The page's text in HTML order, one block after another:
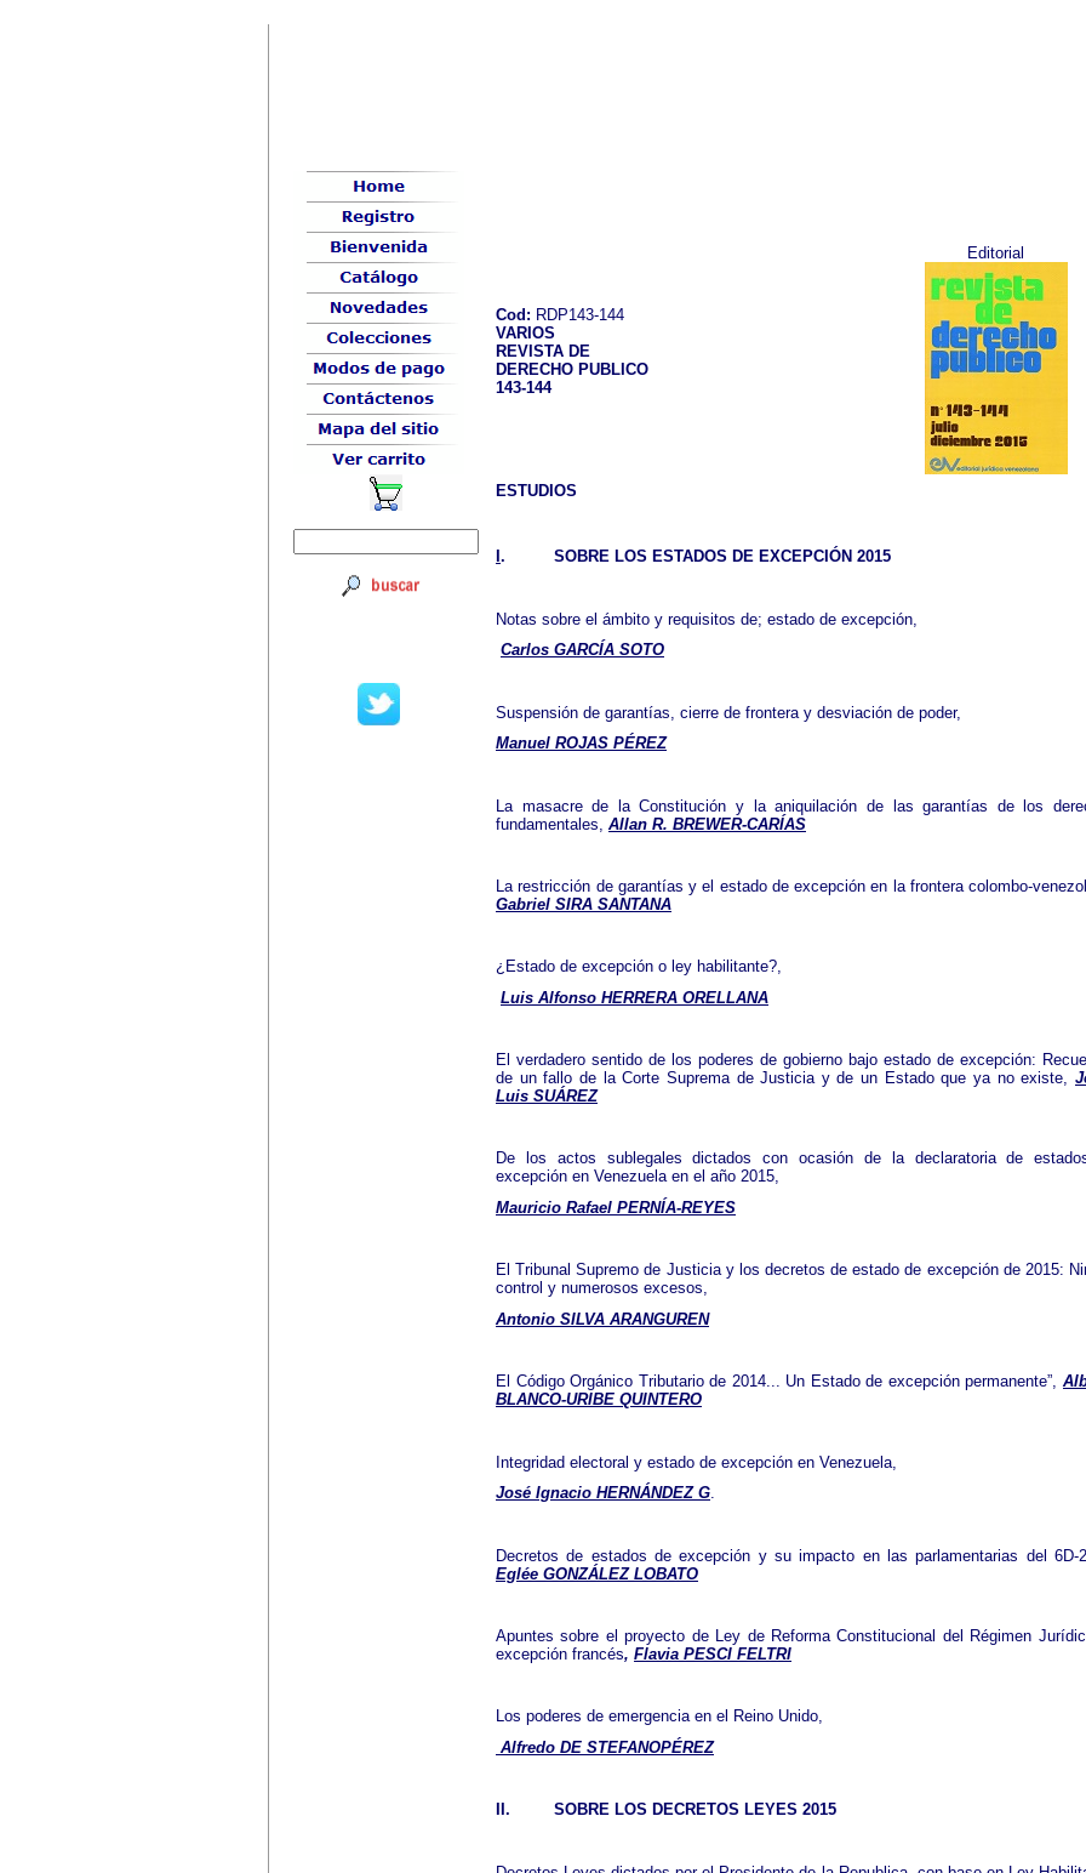
Cod: RDP143-144
VARIOS
REVISTA DE
DERECHO PUBLICO
143-144
Editorial
ESTUDIOS
. SOBRE LOS ESTADOS DE EXCEPCIÓN 2015
Notas sobre el ámbito y requisitos de; estado de excepción,
Carlos GARCÍA SOTO
Suspensión de garantías, cierre de frontera y desviación de poder,
Manuel ROJAS PÉREZ
La masacre de la Constitución y la aniquilación de las garantías de los
fundamentales, Allan R. BREWER-CARÍAS
La restricción de garantías y el estado de excepción en la frontera colombo-
Gabriel SIRA SANTANA
¿Estado de excepción o ley habilitante?,
Luis Alfonso HERRERA ORELLANA
El verdadero sentido de los poderes de gobierno bajo estado de excepción:
de un fallo de la Corte Suprema de Justicia y de un Estado que ya no existe,
Luis SUÁREZ
De los actos sublegales dictados con ocasión de la declaratoria de
excepción en Venezuela en el año 2015,
Mauricio Rafael PERNÍA-REYES
El Tribunal Supremo de Justicia y los decretos de estado de excepción de 2015:
control y numerosos excesos,
Antonio SILVA ARANGUREN
El Código Orgánico Tributario de 2014... Un Estado de excepción permanente”,
BLANCO-URIBE QUINTERO
Integridad electoral y estado de excepción en Venezuela,
José Ignacio HERNÁNDEZ G.
Decretos de estados de excepción y su impacto en las parlamentarias del 6D-
Eglée GONZÁLEZ LOBATO
Apuntes sobre el proyecto de Ley de Reforma Constitucional del Régimen
excepción francés, Flavia PESCI FELTRI
Los poderes de emergencia en el Reino Unido,
Alfredo DE STEFANOPÉREZ
II. SOBRE LOS DECRETOS LEYES 2015